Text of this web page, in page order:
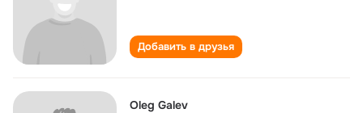
Добавить в друзья
Oleg Galev